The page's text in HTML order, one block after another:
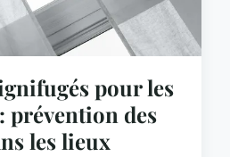
pour les
prévention des
les lieux